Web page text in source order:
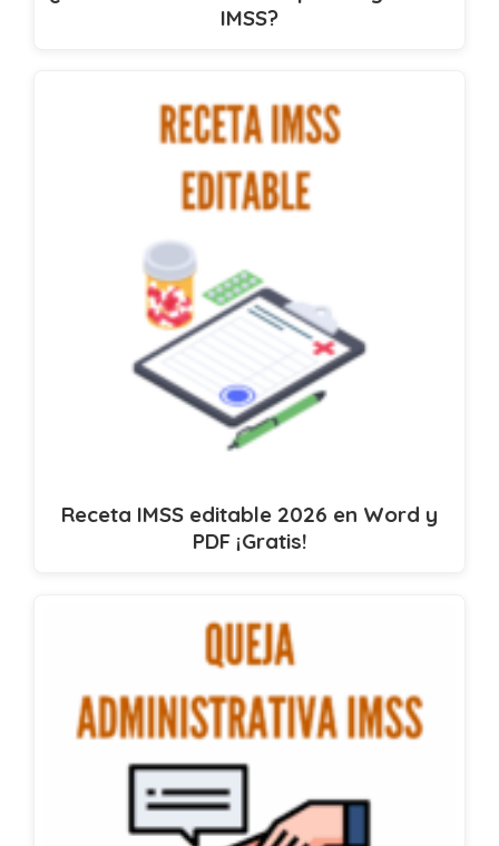
IMSS?
Receta IMSS editable 2026 en Word y
PDF ¡Gratis!